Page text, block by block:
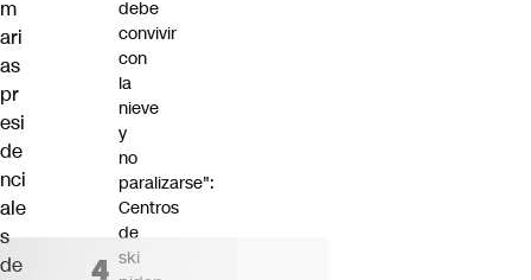
m
ari
as
pr
esi
de
nci
ale
s
de
debe
convivir
con
la
nieve
y
no
paralizarse":
Centros
de
ski